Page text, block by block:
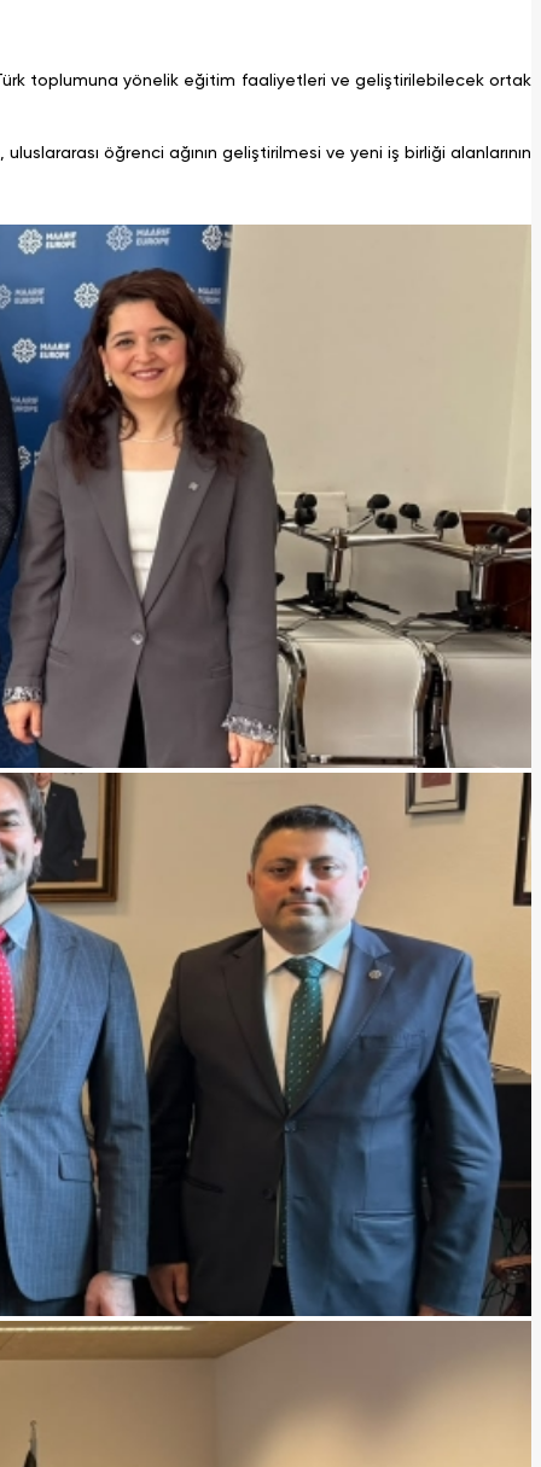
toplumuna yönelik eğitim faaliyetleri ve geliştirilebilecek ortak
öğrenci ağının geliştirilmesi ve yeni iş birliği alanlarının